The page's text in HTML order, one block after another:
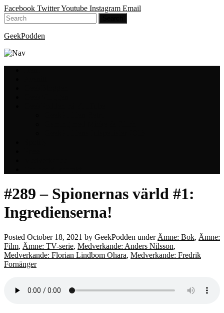
Facebook TwitterYoutube Instagram Email
GeekPodden
#289 – Spionernas värld #1:
Ingredienserna!
Posted October 18, 2021 by GeekPodden under Ämne: Bok, Ämne:
Film, Ämne: TV-serie, Medverkande: Anders Nilsson,
Medverkande: Florian Lindbom Ohara, Medverkande: Fredrik
Fornänger